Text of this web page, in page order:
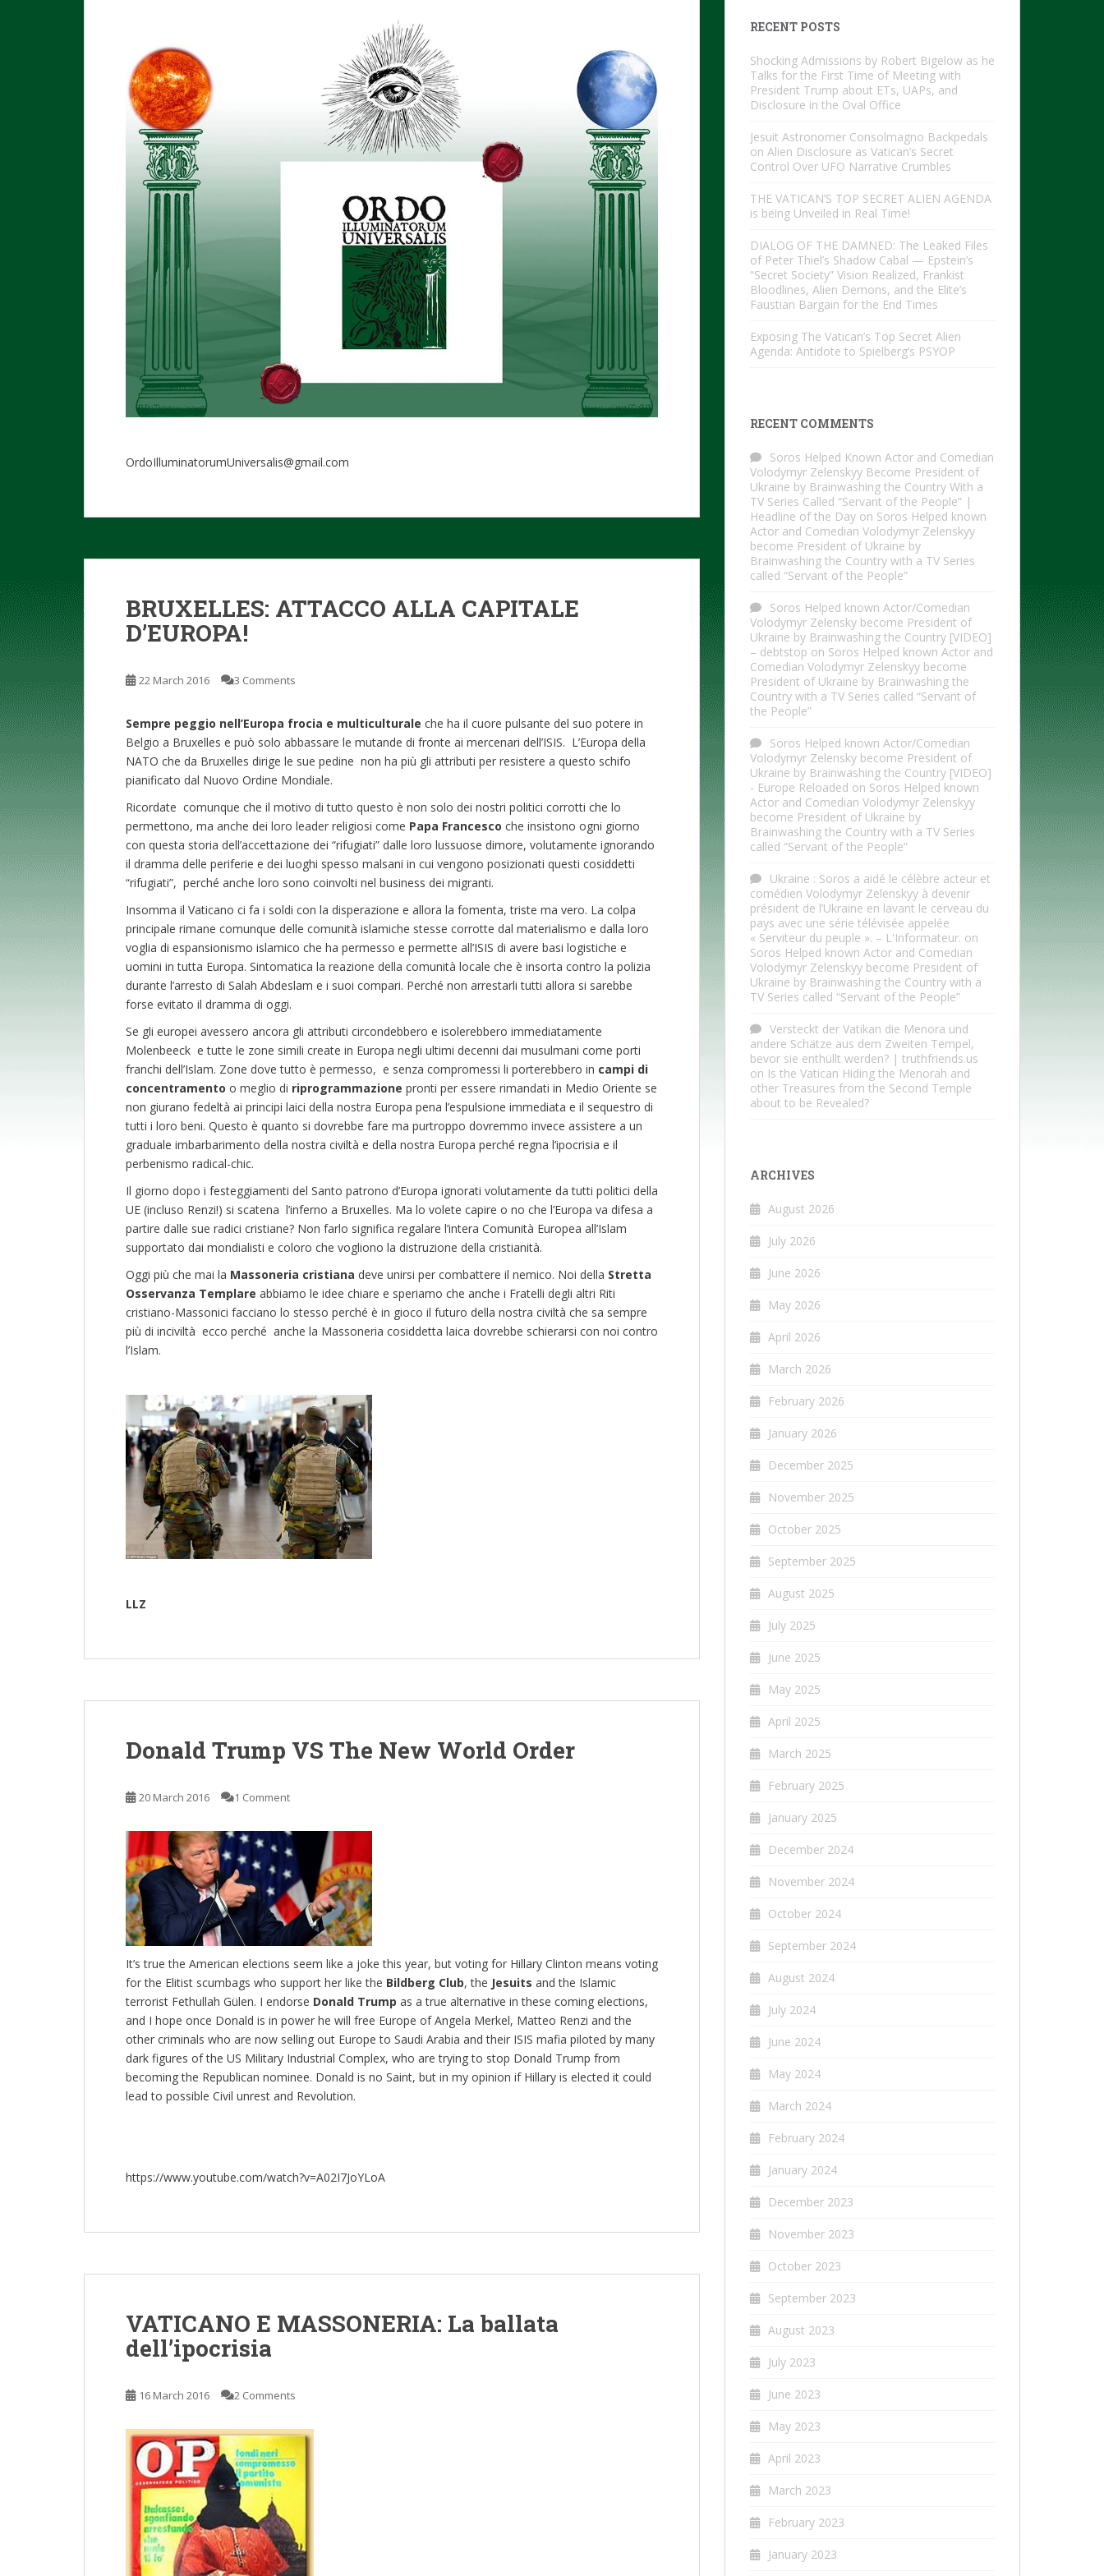
OrdoIlluminatorumUniversalis@gmail.com
BRUXELLES: ATTACCO ALLA CAPITALE
D’EUROPA!
22 March 2016 3 Comments
Sempre peggio nell’Europa frocia e multiculturale che ha il cuore pulsante del suo potere in
Belgio a Bruxelles e può solo abbassare le mutande di fronte ai mercenari dell’ISIS. L’Europa della
NATO che da Bruxelles dirige le sue pedine non ha più gli attributi per resistere a questo schifo
pianificato dal Nuovo Ordine Mondiale.
Ricordate comunque che il motivo di tutto questo è non solo dei nostri politici corrotti che lo
permettono, ma anche dei loro leader religiosi come Papa Francesco che insistono ogni giorno
con questa storia dell’accettazione dei “rifugiati” dalle loro lussuose dimore, volutamente ignorando
il dramma delle periferie e dei luoghi spesso malsani in cui vengono posizionati questi cosiddetti
“rifugiati”, perché anche loro sono coinvolti nel business dei migranti.
Insomma il Vaticano ci fa i soldi con la disperazione e allora la fomenta, triste ma vero. La colpa
principale rimane comunque delle comunità islamiche stesse corrotte dal materialismo e dalla loro
voglia di espansionismo islamico che ha permesso e permette all’ISIS di avere basi logistiche e
uomini in tutta Europa. Sintomatica la reazione della comunità locale che è insorta contro la polizia
durante l’arresto di Salah Abdeslam e i suoi compari. Perché non arrestarli tutti allora si sarebbe
forse evitato il dramma di oggi.
Se gli europei avessero ancora gli attributi circondebbero e isolerebbero immediatamente
Molenbeeck e tutte le zone simili create in Europa negli ultimi decenni dai musulmani come porti
franchi dell’Islam. Zone dove tutto è permesso, e senza compromessi li porterebbero in campi di
concentramento o meglio di riprogrammazione pronti per essere rimandati in Medio Oriente se
non giurano fedeltà ai principi laici della nostra Europa pena l’espulsione immediata e il sequestro di
tutti i loro beni. Questo è quanto si dovrebbe fare ma purtroppo dovremmo invece assistere a un
graduale imbarbarimento della nostra civiltà e della nostra Europa perché regna l’ipocrisia e il
perbenismo radical-chic.
Il giorno dopo i festeggiamenti del Santo patrono d’Europa ignorati volutamente da tutti politici della
UE (incluso Renzi!) si scatena l’inferno a Bruxelles. Ma lo volete capire o no che l’Europa va difesa a
partire dalle sue radici cristiane? Non farlo significa regalare l’intera Comunità Europea all’Islam
supportato dai mondialisti e coloro che vogliono la distruzione della cristianità.
Oggi più che mai la Massoneria cristiana deve unirsi per combattere il nemico. Noi della Stretta
Osservanza Templare abbiamo le idee chiare e speriamo che anche i Fratelli degli altri Riti
cristiano-Massonici facciano lo stesso perché è in gioco il futuro della nostra civiltà che sa sempre
più di inciviltà ecco perché anche la Massoneria cosiddetta laica dovrebbe schierarsi con noi contro
l’Islam.
LLZ
Donald Trump VS The New World Order
20 March 2016 1 Comment
It’s true the American elections seem like a joke this year, but voting for Hillary Clinton means voting
for the Elitist scumbags who support her like the Bildberg Club, the Jesuits and the Islamic
terrorist Fethullah Gülen. I endorse Donald Trump as a true alternative in these coming elections,
and I hope once Donald is in power he will free Europe of Angela Merkel, Matteo Renzi and the
other criminals who are now selling out Europe to Saudi Arabia and their ISIS mafia piloted by many
dark figures of the US Military Industrial Complex, who are trying to stop Donald Trump from
becoming the Republican nominee. Donald is no Saint, but in my opinion if Hillary is elected it could
lead to possible Civil unrest and Revolution.
https://www.youtube.com/watch?v=A02I7JoYLoA
VATICANO E MASSONERIA: La ballata
dell’ipocrisia
16 March 2016 2 Comments
RECENT POSTS
Shocking Admissions by Robert Bigelow as he
Talks for the First Time of Meeting with
President Trump about ETs, UAPs, and
Disclosure in the Oval Office
Jesuit Astronomer Consolmagno Backpedals
on Alien Disclosure as Vatican’s Secret
Control Over UFO Narrative Crumbles
THE VATICAN’S TOP SECRET ALIEN AGENDA
is being Unveiled in Real Time!
DIALOG OF THE DAMNED: The Leaked Files
of Peter Thiel’s Shadow Cabal — Epstein’s
“Secret Society” Vision Realized, Frankist
Bloodlines, Alien Demons, and the Elite’s
Faustian Bargain for the End Times
Exposing The Vatican’s Top Secret Alien
Agenda: Antidote to Spielberg’s PSYOP
RECENT COMMENTS
Soros Helped Known Actor and Comedian
Volodymyr Zelenskyy Become President of
Ukraine by Brainwashing the Country With a
TV Series Called “Servant of the People” |
Headline of the Day on Soros Helped known
Actor and Comedian Volodymyr Zelenskyy
become President of Ukraine by
Brainwashing the Country with a TV Series
called “Servant of the People”
Soros Helped known Actor/Comedian
Volodymyr Zelensky become President of
Ukraine by Brainwashing the Country [VIDEO]
– debtstop on Soros Helped known Actor and
Comedian Volodymyr Zelenskyy become
President of Ukraine by Brainwashing the
Country with a TV Series called “Servant of
the People”
Soros Helped known Actor/Comedian
Volodymyr Zelensky become President of
Ukraine by Brainwashing the Country [VIDEO]
- Europe Reloaded on Soros Helped known
Actor and Comedian Volodymyr Zelenskyy
become President of Ukraine by
Brainwashing the Country with a TV Series
called “Servant of the People”
Ukraine : Soros a aidé le célèbre acteur et
comédien Volodymyr Zelenskyy à devenir
président de l’Ukraine en lavant le cerveau du
pays avec une série télévisée appelée
« Serviteur du peuple ». – L'Informateur. on
Soros Helped known Actor and Comedian
Volodymyr Zelenskyy become President of
Ukraine by Brainwashing the Country with a
TV Series called “Servant of the People”
Versteckt der Vatikan die Menora und
andere Schätze aus dem Zweiten Tempel,
bevor sie enthüllt werden? | truthfriends.us
on Is the Vatican Hiding the Menorah and
other Treasures from the Second Temple
about to be Revealed?
ARCHIVES
August 2026
July 2026
June 2026
May 2026
April 2026
March 2026
February 2026
January 2026
December 2025
November 2025
October 2025
September 2025
August 2025
July 2025
June 2025
May 2025
April 2025
March 2025
February 2025
January 2025
December 2024
November 2024
October 2024
September 2024
August 2024
July 2024
June 2024
May 2024
March 2024
February 2024
January 2024
December 2023
November 2023
October 2023
September 2023
August 2023
July 2023
June 2023
May 2023
April 2023
March 2023
February 2023
January 2023